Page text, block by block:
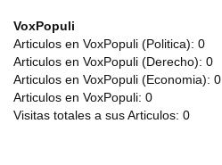
VoxPopuli
Articulos en VoxPopuli (Politica): 0
Articulos en VoxPopuli (Derecho): 0
Articulos en VoxPopuli (Economia): 0
Articulos en VoxPopuli: 0
Visitas totales a sus Articulos: 0